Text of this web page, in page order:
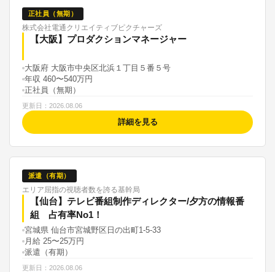
正社員（無期）
株式会社電通クリエイティブピクチャーズ
【大阪】プロダクションマネージャー
大阪府 大阪市中央区北浜１丁目５番５号
年収 460〜540万円
正社員（無期）
更新日：2026.08.06
詳細を見る
派遣（有期）
エリア屈指の視聴者数を誇る基幹局
【仙台】テレビ番組制作ディレクター/夕方の情報番
組 占有率No1！
宮城県 仙台市宮城野区日の出町1-5-33
月給 25〜25万円
派遣（有期）
更新日：2026.08.06